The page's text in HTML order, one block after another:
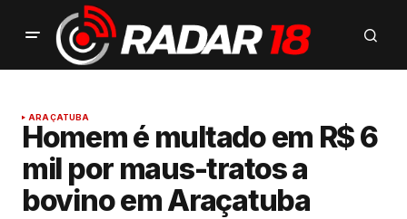
ARAÇATUBA
Homem é multado em R$ 6
mil por maus-tratos a
bovino em Araçatuba